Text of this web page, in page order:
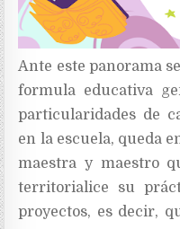
Ante este panorama
formula educativa
particularidades de
en la escuela, queda
maestra y maestro
territorialice su
proyectos, es decir,